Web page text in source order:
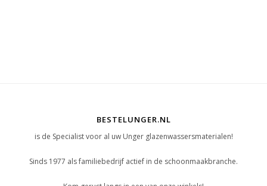
BESTELUNGER.NL
is de Specialist voor al uw Unger glazenwassersmaterialen!
Sinds 1977 als familiebedrijf actief in de schoonmaakbranche.